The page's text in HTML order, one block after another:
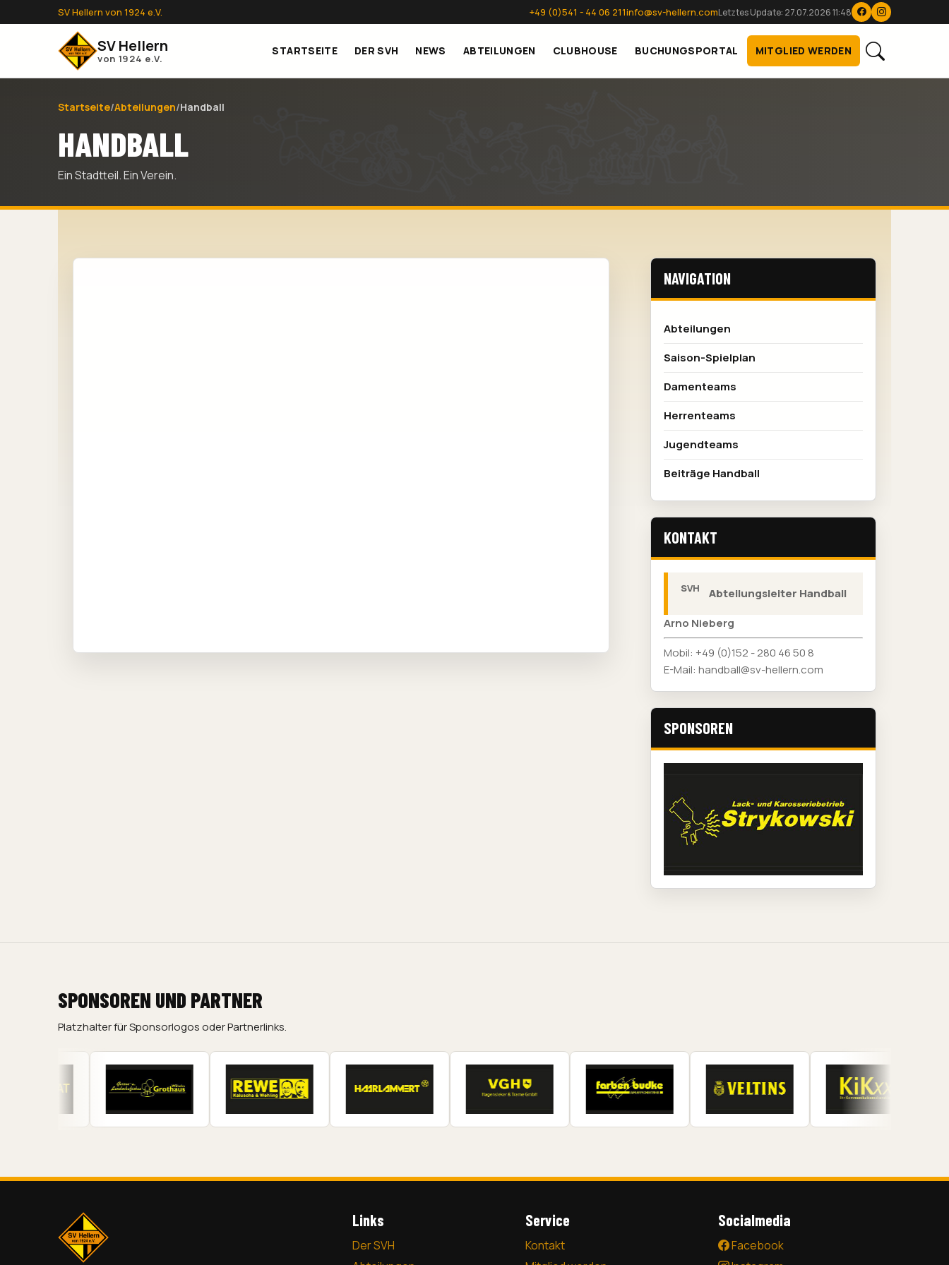
SV Hellern von 1924 e.V. +49 (0)541 - 44 06 211info@sv-hellern.comLetztes Update: 27.07.2026 11:48
SV Hellern
von 1924 e.V.
STARTSEITE DER SVH NEWS ABTEILUNGEN CLUBHOUSE BUCHUNGSPORTAL MITGLIED WERDEN
Startseite/Abteilungen/Handball
HANDBALL
Ein Stadtteil. Ein Verein.
NAVIGATION
Abteilungen
Saison-Spielplan
Damenteams
Herrenteams
Jugendteams
Beiträge Handball
KONTAKT
Abteilungsleiter Handball
Arno Nieberg
Mobil: +49 (0)152 - 280 46 50 8
E-Mail: handball@sv-hellern.com
SPONSOREN
SPONSOREN UND PARTNER
Platzhalter für Sponsorlogos oder Partnerlinks.
Links
Der SVH
Service
Kontakt
Socialmedia
Facebook